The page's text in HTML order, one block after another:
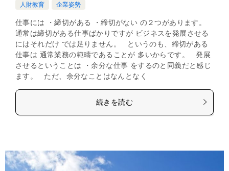
人財教育
企業姿勢
仕事には ・締切がある ・締切がない の２つがあります。
通常は締切がある仕事ばかりですが ビジネスを発展させる
にはそれだけ では足りません。 というのも、締切がある
仕事は 通常業務の範疇であることが 多いからです。 発展
させるということは ・余分な仕事 をするのと同義だと感じ
ます。 ただ、余分なことはなんとなく
続きを読む